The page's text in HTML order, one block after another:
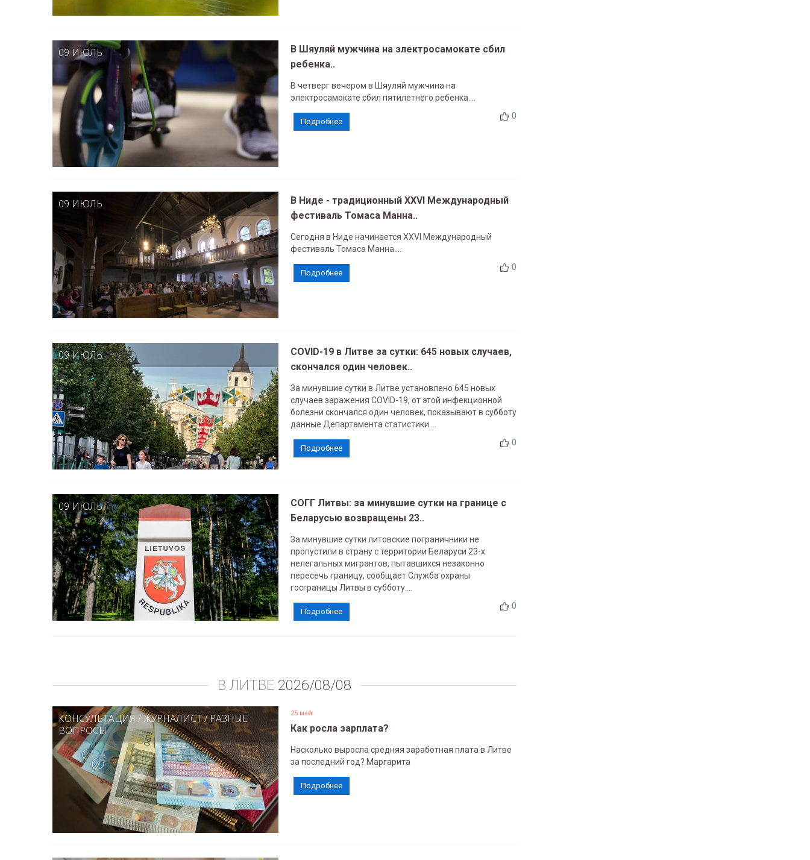
09 ИЮЛЬ
В Шяуляй мужчина на электросамокате сбил
ребенка..
В четверг вечером в Шяуляй мужчина на
электросамокате сбил пятилетнего ребенка....
0
Подробнее
09 ИЮЛЬ
В Ниде - традиционный XXVI Международный
фестиваль Томаса Манна..
Сегодня в Ниде начинается XXVI Международный
фестиваль Томаса Манна....
0
Подробнее
09 ИЮЛЬ
COVID-19 в Литве за сутки: 645 новых случаев,
скончался один человек..
За минувшие сутки в Литве установлено 645 новых
случаев заражения COVID-19, от этой инфекционной
болезни скончался один человек, показывают в субботу
данные Департамента статистики....
0
Подробнее
09 ИЮЛЬ
СОГГ Литвы: за минувшие сутки на границе с
Беларусью возвращены 23..
За минувшие сутки литовские пограничники не
пропустили в страну с территории Беларуси 23-х
нелегальных мигрантов, пытавшихся незаконно
пересечь границу, сообщает Служба охраны
госграницы Литвы в субботу....
0
Подробнее
В ЛИТВЕ 2026/08/08
КОНСУЛЬТАЦИЯ /ЖУРНАЛИСТ/РАЗНЫЕ
ВОПРОСЫ
25 май
Как росла зарплата?
Насколько выросла средняя заработная плата в Литве
за последний год? Маргарита
Подробнее